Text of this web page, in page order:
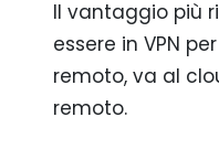
Il vantaggio più
essere in VPN
remoto, va al
remoto.